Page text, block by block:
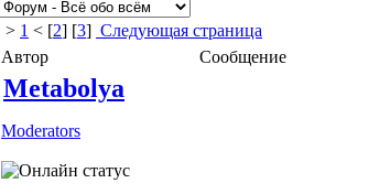
> 1 < [2] [3] Следующая страница
Автор
Сообщение
Metabolya
Moderators